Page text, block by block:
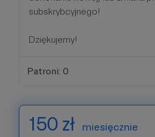
subskrybcyjnego!
Dziękujemy!
Patroni: 0
150 zł miesięcznie